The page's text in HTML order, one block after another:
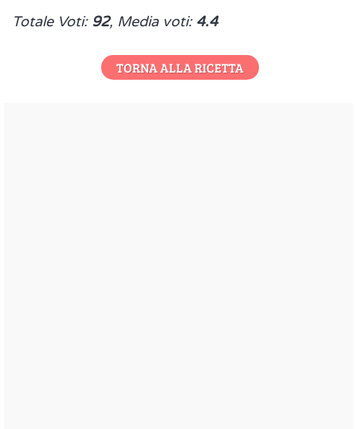
Totale Voti: 92, Media voti: 4.4
TORNA ALLA RICETTA